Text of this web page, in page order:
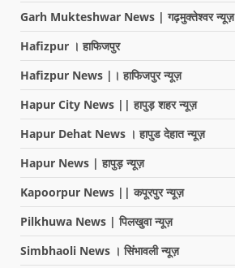
Garh Mukteshwar News | गढ़मुक्तेश्वर न्यूज़
Hafizpur । हाफिजपुर
Hafizpur News |। हाफिजपुर न्यूज़
Hapur City News || हापुड़ शहर न्यूज़
Hapur Dehat News । हापुड देहात न्यूज़
Hapur News | हापुड़ न्यूज़
Kapoorpur News || कपूरपुर न्यूज़
Pilkhuwa News | पिलखुवा न्यूज़
Simbhaoli News । सिंभावली न्यूज़